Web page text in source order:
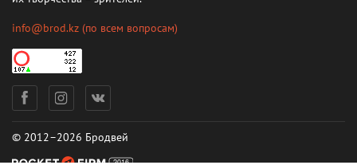
info@brod.kz (по всем вопросам)
© 2012–2026 Бродвей